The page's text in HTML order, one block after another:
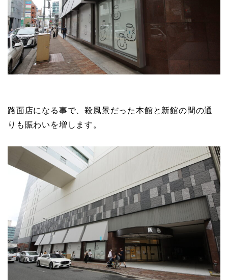
路面店になる事で、殺風景だった本館と新館の間の通
りも賑わいを増します。